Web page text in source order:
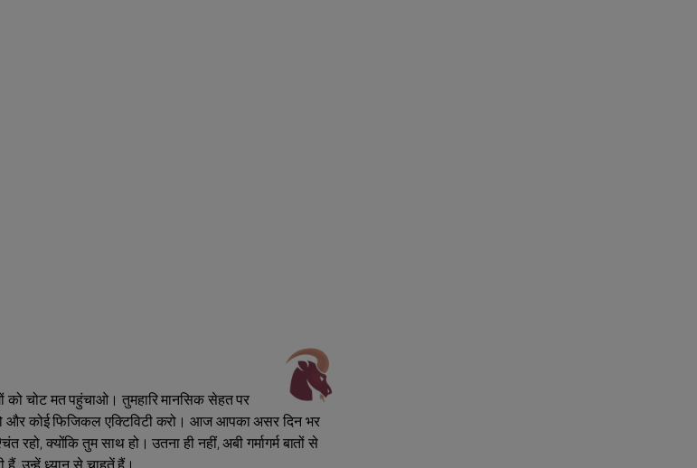
को चोट मत पहुंचाओ। तुमहारि मानसिक सेहत पर
और कोई फिजिकल एक्टिविटी करो। आज आपका असर दिन भर
क्योंकि तुम साथ हो। उतना ही नहीं, अबी गर्मागर्म बातों से